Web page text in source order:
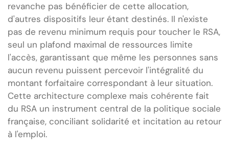
revanche pas bénéficier de cette allocation,
d'autres dispositifs leur étant destinés. Il n'existe
pas de revenu minimum requis pour toucher le RSA,
seul un plafond maximal de ressources limite
l'accès, garantissant que même les personnes sans
aucun revenu puissent percevoir l'intégralité du
montant forfaitaire correspondant à leur situation.
Cette architecture complexe mais cohérente fait
du RSA un instrument central de la politique sociale
française, conciliant solidarité et incitation au retour
à l'emploi.